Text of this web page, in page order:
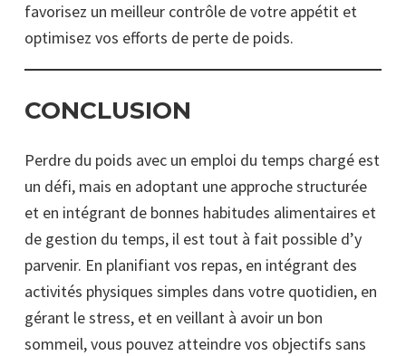
favorisez un meilleur contrôle de votre appétit et
optimisez vos efforts de perte de poids.
CONCLUSION
Perdre du poids avec un emploi du temps chargé est
un défi, mais en adoptant une approche structurée
et en intégrant de bonnes habitudes alimentaires et
de gestion du temps, il est tout à fait possible d’y
parvenir. En planifiant vos repas, en intégrant des
activités physiques simples dans votre quotidien, en
gérant le stress, et en veillant à avoir un bon
sommeil, vous pouvez atteindre vos objectifs sans